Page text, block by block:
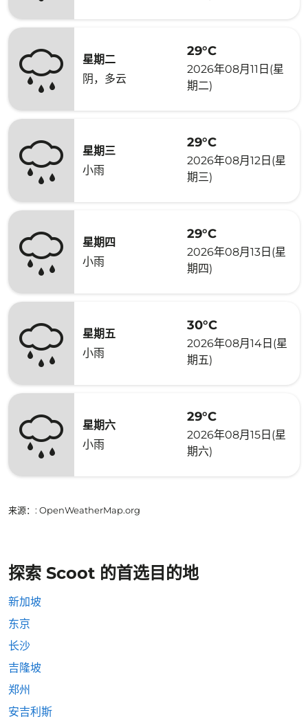
星期二
阴，多云
29°C
2026年08月11日(星
期二)
星期三
小雨
29°C
2026年08月12日(星
期三)
星期四
小雨
29°C
2026年08月13日(星
期四)
星期五
小雨
30°C
2026年08月14日(星
期五)
星期六
小雨
29°C
2026年08月15日(星
期六)
来源： : OpenWeatherMap.org
探索 Scoot 的首选目的地
新加坡
东京
长沙
吉隆坡
郑州
安吉利斯